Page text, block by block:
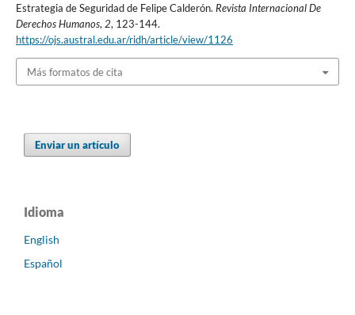
Estrategia de Seguridad de Felipe Calderón. Revista Internacional De
Derechos Humanos,2, 123-144.
https://ojs.austral.edu.ar/ridh/article/view/1126
Más formatos de cita
Enviar un artículo
Idioma
English
Español